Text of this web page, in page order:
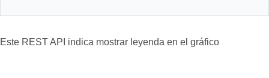
Este REST API indica mostrar leyenda en el gráfico